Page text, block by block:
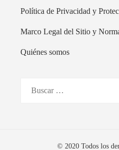
Política de Privacidad y
Marco Legal del Sitio y
Quiénes somos
© 2020 Todos los